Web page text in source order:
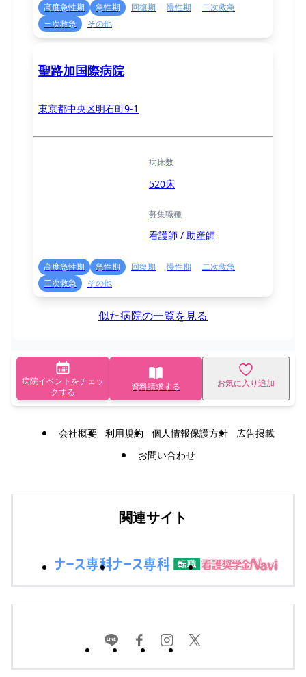
高度急性期 急性期 回復期 慢性期
二次救急
三次救急
その他
聖路加国際病院
東京都中央区明石町9-1
病床数
520床
募集職種
看護師 / 助産師
高度急性期 急性期 回復期 慢性期
二次救急
三次救急
その他
似た病院の一覧を見る
病院イベントをチェッ
クする
資料請求する お気に入り追加
会社概要 利用規約 個人情報保護方針
広告掲載
お問い合わせ
関連サイト